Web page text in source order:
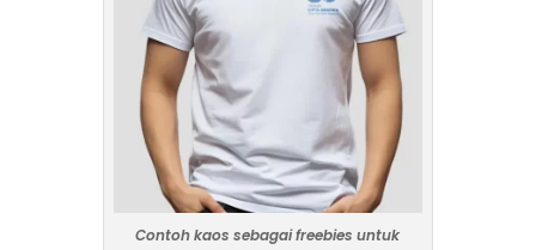
Contoh kaos sebagai freebies untuk